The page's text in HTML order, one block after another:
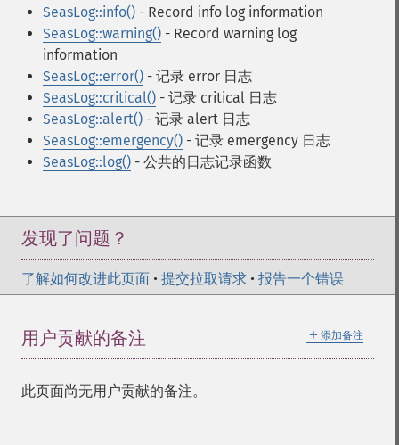
SeasLog::info() - Record info log information
SeasLog::warning() - Record warning log
information
SeasLog::error() - 记录 error 日志
SeasLog::critical() - 记录 critical 日志
SeasLog::alert() - 记录 alert 日志
SeasLog::emergency() - 记录 emergency 日志
SeasLog::log() - 公共的日志记录函数
发现了问题？
了解如何改进此页面 • 提交拉取请求 • 报告一个错误
＋ 添加备注
用户贡献的备注
此页面尚无用户贡献的备注。